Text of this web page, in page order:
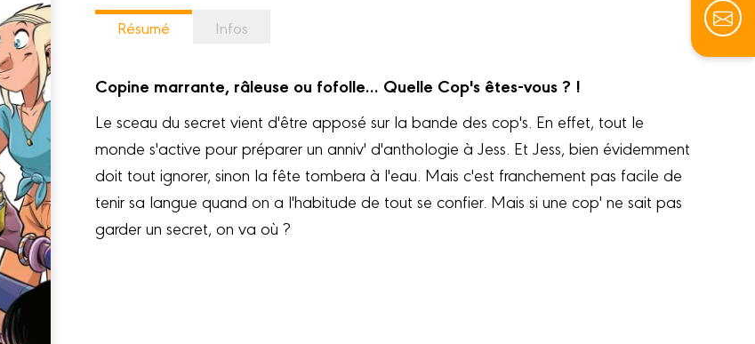
Résumé Infos
Copine marrante, râleuse ou fofolle… Quelle Cop's êtes-vous ? !
Le sceau du secret vient d'être apposé sur la bande des cop's. En effet, tout le
monde s'active pour préparer un anniv' d'anthologie à Jess. Et Jess, bien évidemment
doit tout ignorer, sinon la fête tombera à l'eau. Mais c'est franchement pas facile de
tenir sa langue quand on a l'habitude de tout se confier. Mais si une cop' ne sait pas
garder un secret, on va où ?